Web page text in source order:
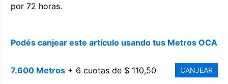
por 72 horas.
Podés canjear este artículo usando tus Metros OCA
7.600 Metros + 6 cuotas de $ 110,50 CANJEAR